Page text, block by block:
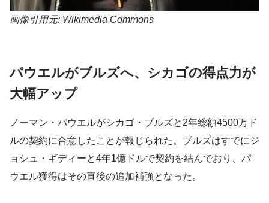
画像引用元: Wikimedia Commons
パウエルがブルズへ、シカゴの得点力が
大幅アップ
ノーマン・パウエルがシカゴ・ブルズと2年総額4500万ド
ルの契約に合意したことが報じられた。ブルズはすでにジ
ョシュ・ギディーと4年1億ドルで契約を結んでおり、パ
ウエル獲得はその直後の追加補強となった。